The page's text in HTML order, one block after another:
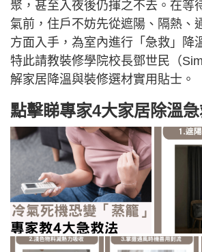
聚，甚至入夜後仍揮之不去。在等
氣前，住戶不妨先從遮陽、隔熱、
方面入手，為室內進行「急救」降
特此請教裝修學院校長鄧世民（
解家居降溫與裝修選材實用貼士。
點擊睇專家4大家居除溫急